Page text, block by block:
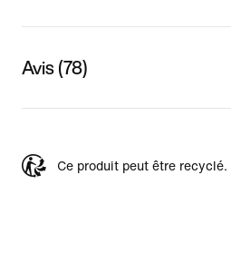
Avis (78)
Ce produit peut être recyclé.